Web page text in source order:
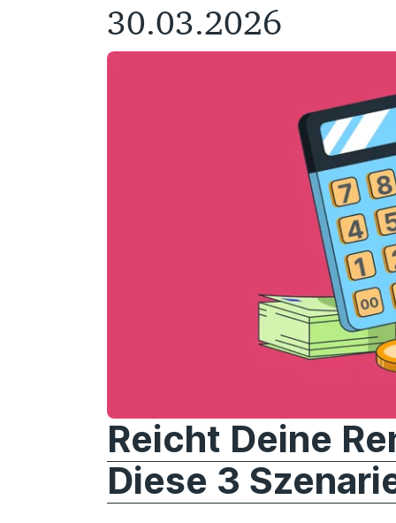
30.03.2026
Reicht Deine
Diese 3